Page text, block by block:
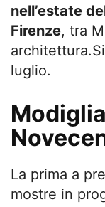
nell’estate
Firenze, tra
luglio.
La prima a
mostre in